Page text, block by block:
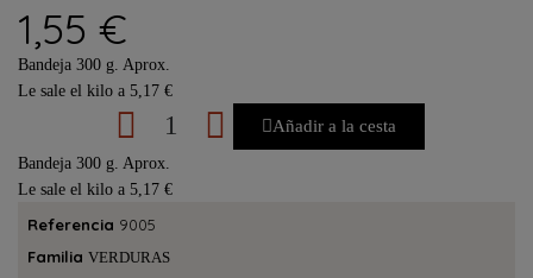
1,55 €
Bandeja 300 g. Aprox.
Le sale el kilo a 5,17 €
Añadir a la cesta
Bandeja 300 g. Aprox.
Le sale el kilo a 5,17 €
Referencia 9005
Familia VERDURAS